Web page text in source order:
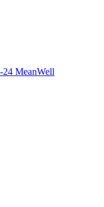
24 MeanWell